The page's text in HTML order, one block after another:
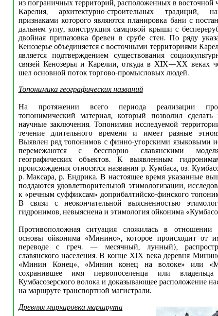
из пограничных территорий, расположенных в восточной
Карелия, архитектурно-строительных традиций,
признаками которого являются планировка бани с
дальнем углу, конструкция самцовой крыши с
двойная припазовка бревен в срубе стен. По ряду
Кенозерье объединяется с восточными территориями
является подтверждением существования
связей Кенозерья и Карелии, откуда в ХIХ—ХХ веках
шел основной поток торгово-промысловых людей.
Топонимика географических названий
На протяжении всего периода реализации
топонимический материал, который позволил сделать
научные заключения. Топонимия исследуемой
течение длительного времени и имеет разные
Выявлен ряд топонимов с финно-угорскими языковыми
перемежаются с бесспорно славянскими
географических объектов. К выявленным
происхождения относятся названия р. Кумбаса, оз.
р. Максара, р. Ендрика. В настоящее время указанные
поддаются удовлетворительной этимологизации,
к «речным суффиксам» доприбалтийско-финского
В связи с неокончательной выясненностью
гидронимов, невыяснена и этимология ойконима
Противоположная ситуация сложилась в отношении
основы ойконима «Минино», которое происходит от
переводе с греч. — месячный, лунный),
славянского населения. В конце ХIХ века деревня
«Минин Конец», «Минин конец на волоке» или
сохранившее имя первопоселенца или
Кумбасозерского волока и доказывающее расположение
на маршруте транспортной магистрали.
Древняя маркировка маршрута